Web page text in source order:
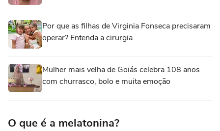
Por que as filhas de Virginia Fonseca precisaram
operar? Entenda a cirurgia
Mulher mais velha de Goiás celebra 108 anos
com churrasco, bolo e muita emoção
O que é a melatonina?